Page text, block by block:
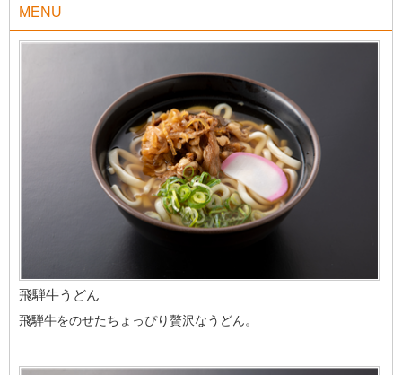
MENU
飛騨牛うどん
飛騨牛をのせたちょっぴり贅沢なうどん。